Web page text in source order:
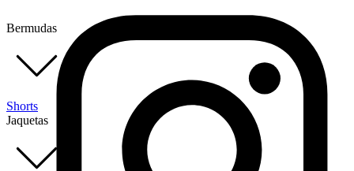
Bermudas
Shorts
Jaquetas